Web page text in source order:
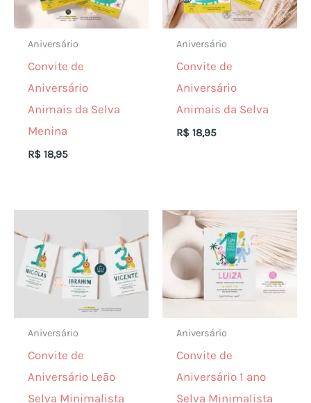
Aniversário
Convite de
Aniversário
Animais da Selva
Menina
R$ 18,95
Aniversário
Convite de
Aniversário
Animais da Selva
R$ 18,95
Aniversário
Convite de
Aniversário Leão
Selva Minimalista
Aniversário
Convite de
Aniversário 1 ano
Selva Minimalista